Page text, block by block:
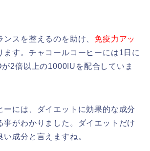
ンスを整えるのを助け、 免疫力アッ
ます。チャコールコーヒーには1日に
2倍以上の1000IUを配合していま
ーには、ダイエットに効果的な成分
事がわかりました。ダイエットだけ
成分と言えますね。